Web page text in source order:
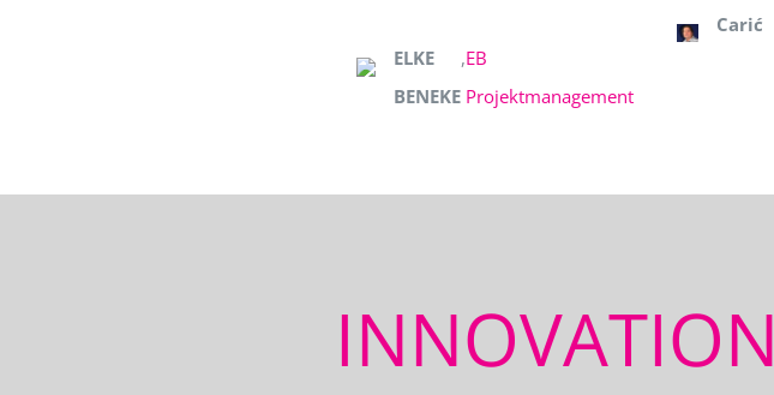
ELKE
BENEKE
,EB
Projektmanagement
Carić
INNOVATION